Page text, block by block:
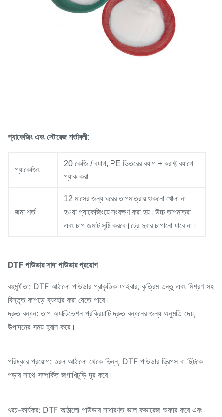
প্যাকেজিং এবং স্টোরেজ শর্তাবলী:
প্যাকেজিং
20 কেজি / ব্যাগ, PE ভিতরের ব্যাগ + ক্রাফ্ট ব্যাগে
প্যাক করা
জমা শর্ত
12 মাসের জন্য ঘরের তাপমাত্রায় শুকনো খোলা না
হওয়া প্যাকেজিংয়ে সংরক্ষণ করা হয়।উচ্চ তাপমাত্রা
এবং চাপ জমাট সৃষ্টি করবে।ট্রে দুবার চাপানো যাবে না।
DTF পাউডার সাদা পাউডার প্রয়োগ
বহুমুখীতা: DTF আঠালো পাউডার প্রাকৃতিক ফাইবার, কৃত্রিম তন্তু এবং মিশ্রণ সহ
বিস্তৃত কাপড়ে ব্যবহার করা যেতে পারে।
দ্রুত বন্ধন: তাপ অ্যাক্টিভেশন প্রক্রিয়াটি দ্রুত বন্ধনের জন্য অনুমতি দেয়,
উত্পাদনের সময় হ্রাস করে।
পরিষ্কার প্রয়োগ: তরল আঠালো থেকে ভিন্ন, DTF পাউডার ড্রিপস বা ছিটকে
পড়ার সাথে সম্পর্কিত জগাখিচুড়ি দূর করে।
খরচ-কার্যকর: DTF আঠালো পাউডার সাধারণত ভাল কভারেজ অফার করে এবং